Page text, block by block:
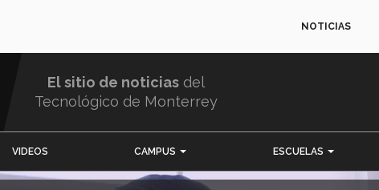
NOTICIAS
El sitio de noticias del
Tecnológico de Monterrey
VIDEOS CAMPUS ESCUELAS